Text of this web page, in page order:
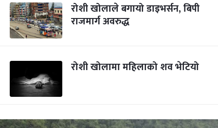
रोशी खोलाले बगायो डाइभर्सन, बिपी
राजमार्ग अवरुद्ध
रोशी खोलामा महिलाको शव भेटियो